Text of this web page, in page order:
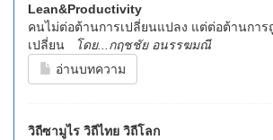
Lean&Productivity
คนไม่ต่อต้านการเปลี่ยนแปลง แต่ต่อต้านการ
เปลี่ยน
โดย...กฤชชัย อนรรฆมณี
อ่านบทความ
วิถีซามูไร วิถีไทย วิถีโลก